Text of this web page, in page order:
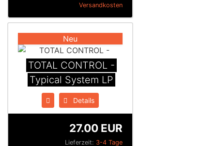
Versandkosten
Neu
TOTAL CONTROL -
Typical System LP
Details
Lieferzeit: 3-4 Tage
27.00 EUR